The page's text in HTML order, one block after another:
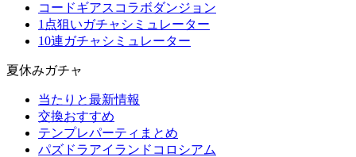
コードギアスコラボダンジョン
1点狙いガチャシミュレーター
10連ガチャシミュレーター
夏休みガチャ
当たりと最新情報
交換おすすめ
テンプレパーティまとめ
パズドラアイランドコロシアム